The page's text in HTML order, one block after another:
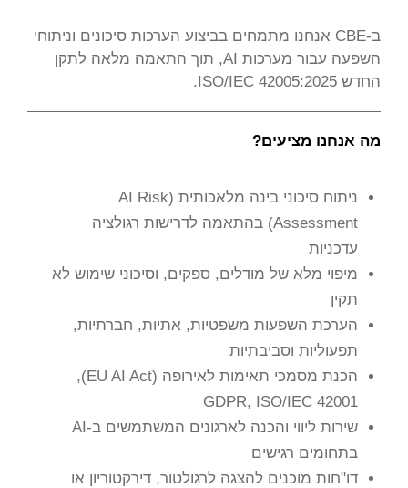
ב-CBE אנחנו מתמחים בביצוע הערכות סיכונים וניתוחי
השפעה עבור מערכות AI, תוך התאמה מלאה לתקן
החדש ISO/IEC 42005:2025.
מה אנחנו מציעים?
ניתוח סיכוני בינה מלאכותית (AI Risk
Assessment) בהתאמה לדרישות רגולציה
עדכניות
מיפוי מלא של מודלים, ספקים, וסיכוני שימוש לא
תקין
הערכת השפעות משפטיות, אתיות, חברתיות,
תפעוליות וסביבתיות
הכנת מסמכי תאימות לאירופה (EU AI Act),
GDPR, ISO/IEC 42001
שירות ליווי והכנה לארגונים המשתמשים ב-AI
בתחומים רגישים
דו"חות מוכנים להצגה לרגולטור, דירקטוריון או